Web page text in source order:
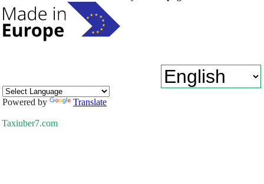
Powered by Translate
Taxiuber7.com